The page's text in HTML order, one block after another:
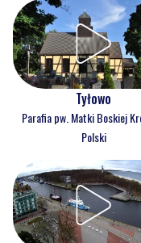
Tyłowo
Parafia pw. Matki Boskiej
Polski